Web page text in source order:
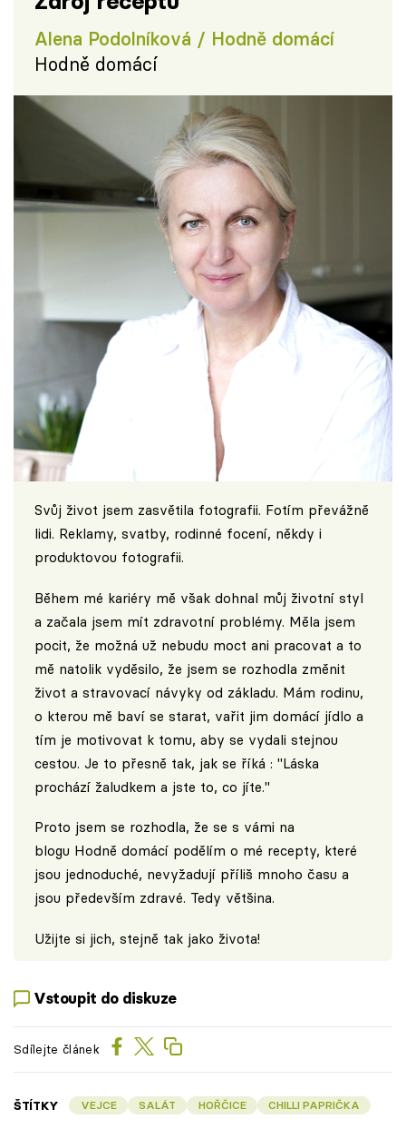
Alena Podolníková / Hodně domácí
Hodně domácí
Svůj život jsem zasvětila fotografii. Fotím převážně
lidi. Reklamy, svatby, rodinné focení, někdy i
produktovou fotografii.
Během mé kariéry mě však dohnal můj životní styl
a začala jsem mít zdravotní problémy. Měla jsem
pocit, že možná už nebudu moct ani pracovat a to
mě natolik vyděsilo, že jsem se rozhodla změnit
život a stravovací návyky od základu. Mám rodinu,
o kterou mě baví se starat, vařit jim domácí jídlo a
tím je motivovat k tomu, aby se vydali stejnou
cestou. Je to přesně tak, jak se říká : "Láska
prochází žaludkem a jste to, co jíte."
Proto jsem se rozhodla, že se s vámi na
blogu Hodně domácípodělím o mé recepty, které
jsou jednoduché, nevyžadují příliš mnoho času a
jsou především zdravé. Tedy většina.
Užijte si jich, stejně tak jako života!
Vstoupit do diskuze
Sdílejte článek
ŠTÍTKY VEJCE SALÁT HOŘČICE CHILLI PAPRIČKA